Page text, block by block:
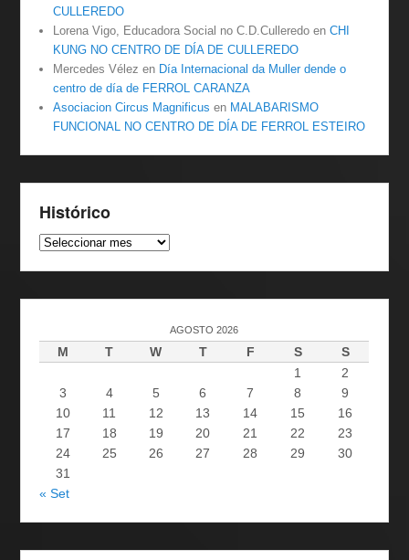
CULLEREDO
Lorena Vigo, Educadora Social no C.D.Culleredo enCHI
KUNG NO CENTRO DE DÍA DE CULLEREDO
Mercedes Vélez en Día Internacional da Muller dende o
centro de día de FERROL CARANZA
Asociacion Circus Magnificus en MALABARISMO
FUNCIONAL NO CENTRO DE DÍA DE FERROL ESTEIRO
Histórico
Histórico
AGOSTO 2026
M T W T F S
S
1
2
3
4 5 6 7 8
9
10
11 12 13 14 15
16
17
18 19 20 21 22
23
24
25 26 27 28 29
30
31
« Set